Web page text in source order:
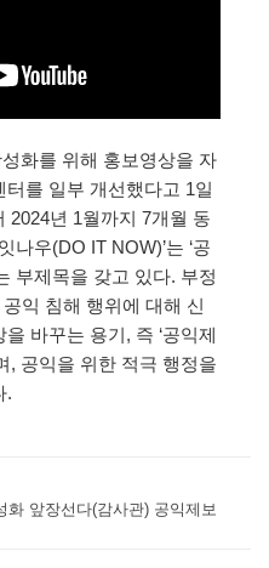
화를 위해 홍보영상을 자
를 일부 개선했다고 1일
2024년 1월까지 7개월 동
나우(DO IT NOW)’는 ‘공
부제목을 갖고 있다. 부정
익 침해 행위에 대해 신
바꾸는 용기, 즉 ‘공익제
, 공익을 위한 적극 행정을
.
화 앞장선다(감사관) 공익제보